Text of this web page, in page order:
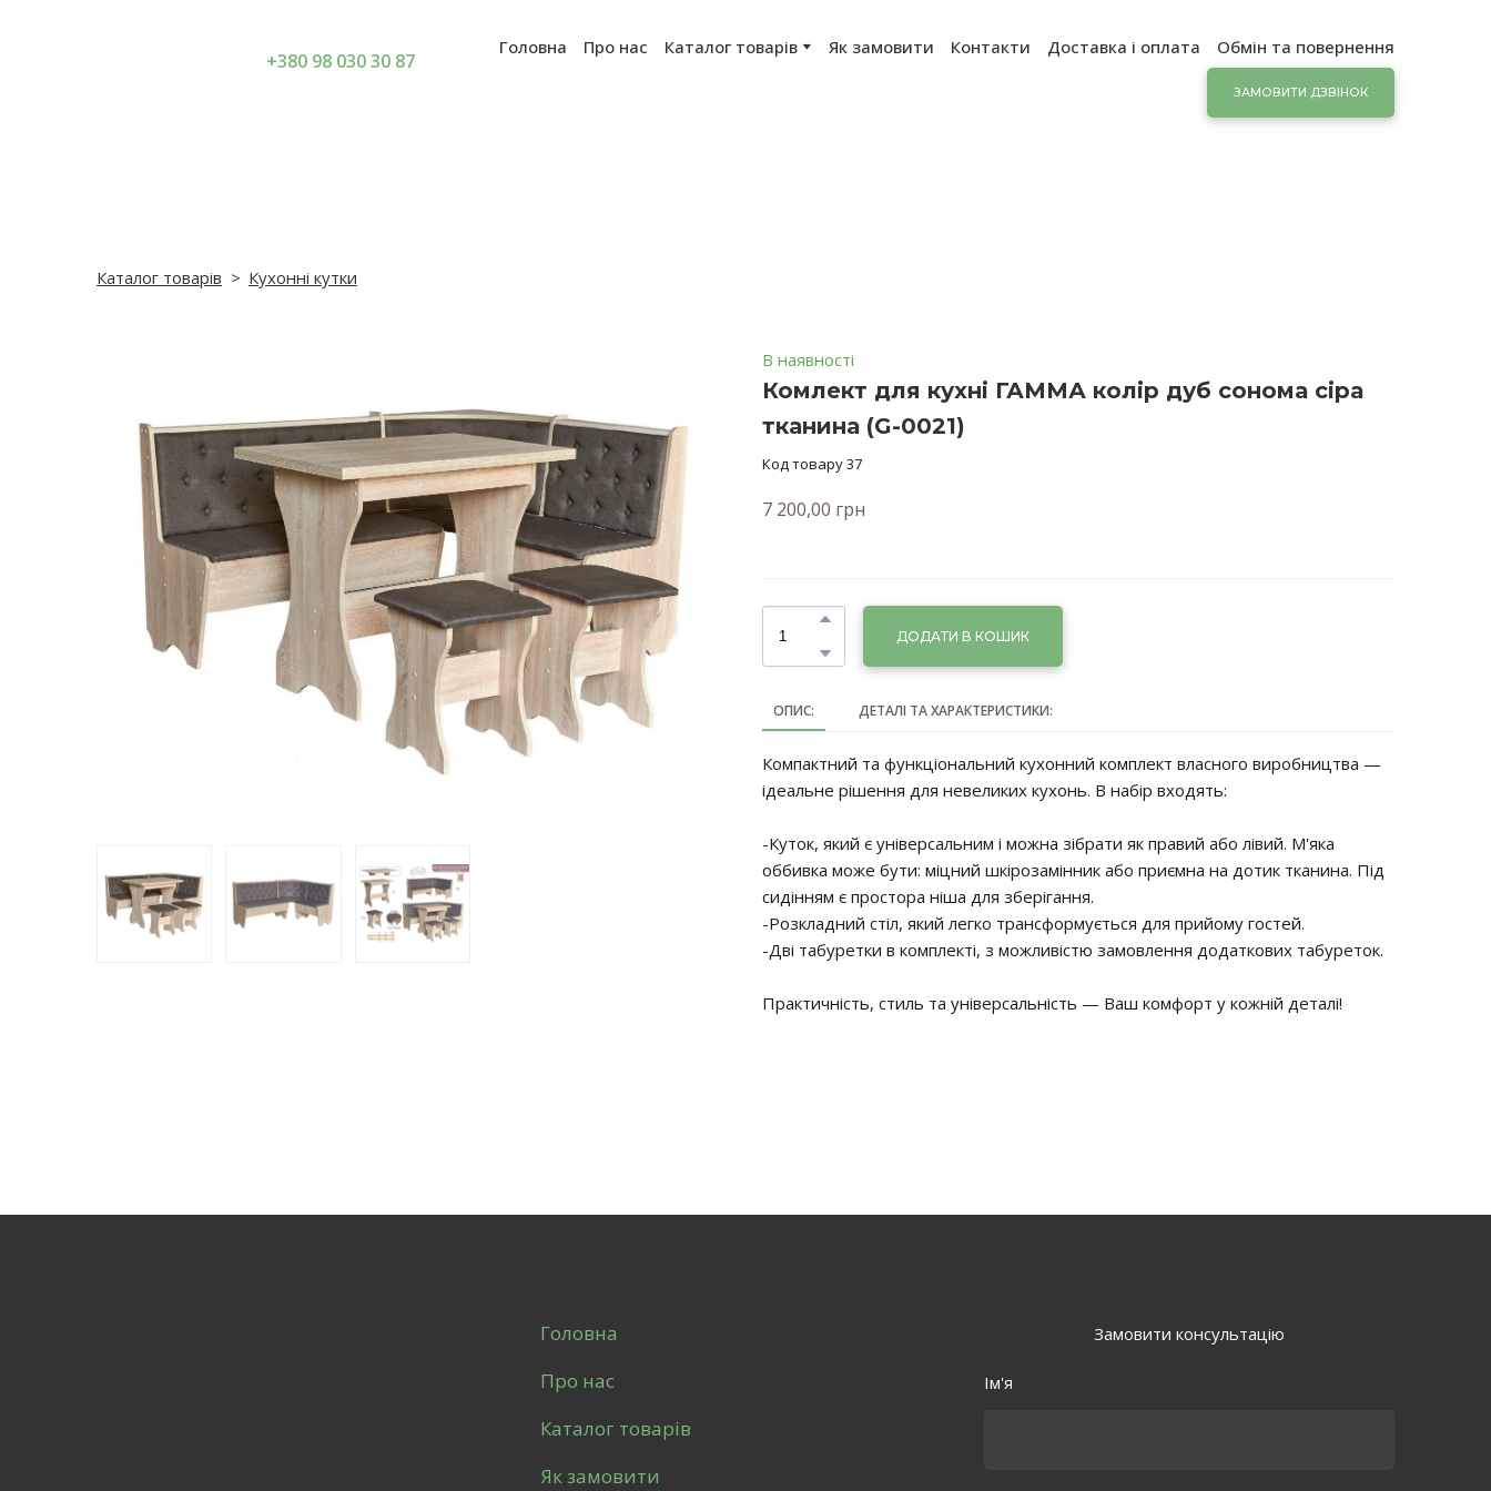
+380 98 030 30 87
Головна Про нас Каталог товарів Як замовити Контакти Доставка і оплата Обмін та повернення
ЗАМОВИТИ ДЗВІНОК
Каталог товарів Кухонні кутки
В наявності
Комлект для кухні ГАММА колір дуб сонома сіра
тканина (G-0021)
Код товару 37
7 200,00 грн
ДОДАТИ В КОШИК
ОПИС: ДЕТАЛІ ТА ХАРАКТЕРИСТИКИ:
Компактний та функціональний кухонний комплект власного виробництва —
ідеальне рішення для невеликих кухонь. В набір входять:
-Куток, який є універсальним і можна зібрати як правий або лівий. М'яка
оббивка може бути: міцний шкірозамінник або приємна на дотик тканина. Під
сидінням є простора ніша для зберігання.
-Розкладний стіл, який легко трансформується для прийому гостей.
-Дві табуретки в комплекті, з можливістю замовлення додаткових табуреток.
Практичність, стиль та універсальність — Ваш комфорт у кожній деталі!
Головна
Про нас
Каталог товарів
Як замовити
Замовити консультацію
Ім'я